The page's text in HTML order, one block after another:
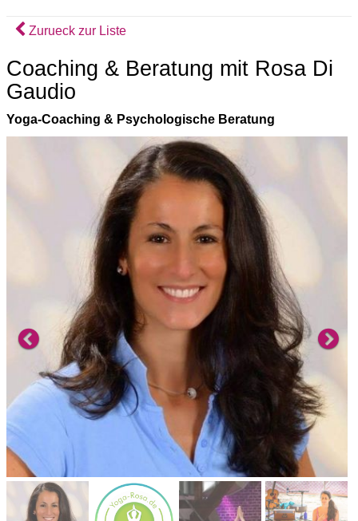
Zurueck zur Liste
Coaching & Beratung mit Rosa Di
Gaudio
Yoga-Coaching & Psychologische Beratung